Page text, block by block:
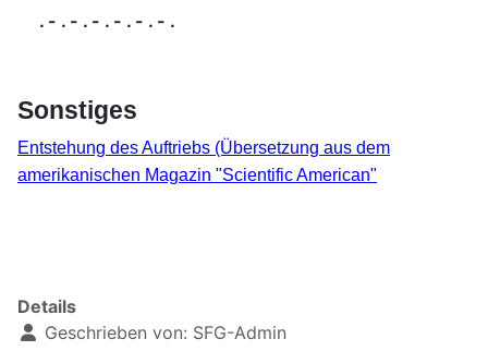
. - . - . - . - . - . - .
Sonstiges
Entstehung des Auftriebs (Übersetzung aus dem
amerikanischen Magazin "Scientific American"
Details
Geschrieben von: SFG-Admin